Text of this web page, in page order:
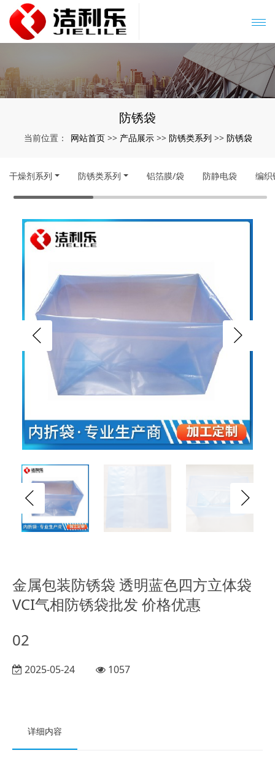
防锈袋
当前位置： 网站首页 >> 产品展示 >> 防锈类系列 >> 防锈袋
干燥剂系列 防锈类系列 铝箔膜/袋 防静电袋 编织
金属包装防锈袋 透明蓝色四方立体袋
VCI气相防锈袋批发 价格优惠
02
2025-05-24 1057
详细内容